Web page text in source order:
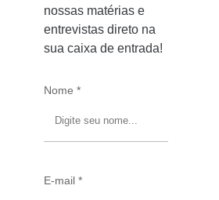
nossas matérias e
entrevistas direto na
sua caixa de entrada!
Nome *
E-mail *